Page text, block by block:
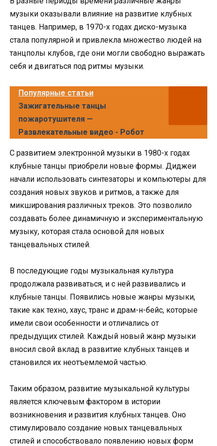
музыки оказывали влияние на развитие клубных
танцев. Например, в 1970-х годах диско-музыка
стала популярной и привлекла множество людей на
танцполы клубов, где они могли свободно выражать
себя и двигаться под ритмы музыки.
Популярные статьи
Зажигательные танцы
пожаротушителя —
Развлекательные видео - Робот
С развитием электронной музыки в 1980-х годах
клубные танцы приобрели новые формы. Диджеи
начали использовать синтезаторы и компьютеры для
создания новых звуков и ритмов, а также для
микширования различных треков. Это позволило
создавать более динамичную и экспериментальную
музыку, которая стала основой для новых
танцевальных стилей.
В последующие годы музыкальная культура
продолжала развиваться, и с ней развивались и
клубные танцы. Появились новые жанры музыки,
такие как техно, хаус, транс и драм-н-бейс, которые
имели свои особенности и отличались от
предыдущих стилей. Каждый новый жанр музыки
вносил свой вклад в развитие клубных танцев и
становился их неотъемлемой частью.
Таким образом, развитие музыкальной культуры
является ключевым фактором в истории
возникновения и развития клубных танцев. Оно
стимулировало создание новых танцевальных
стилей и способствовало появлению новых форм